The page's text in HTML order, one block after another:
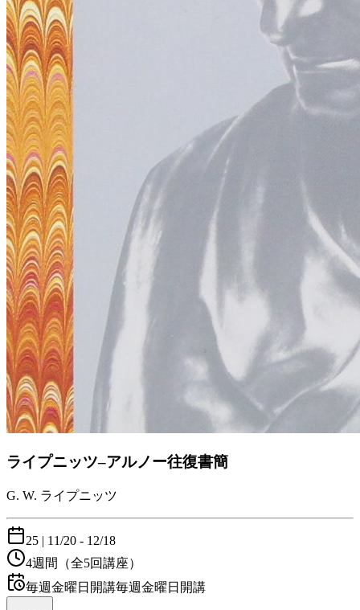
ライプニッツ–アルノー往復書簡
G. W. ライプニッツ
25 | 11/20 - 12/18
4週間
（全5回講座）
毎週金曜日開講毎週金曜日開講